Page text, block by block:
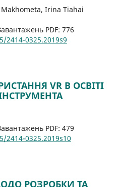
Irina Tiahai
PDF: 776
2414-0325.2019s9
VR В ОСВІТІ
PDF: 479
0325.2019s10
РОЗРОБКИ ТА